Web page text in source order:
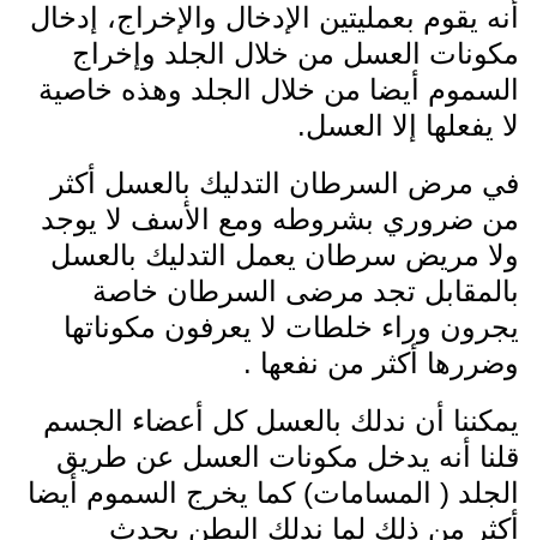
أنه يقوم بعمليتين الإدخال والإخراج، إدخال
مكونات العسل من خلال الجلد وإخراج
السموم أيضا من خلال الجلد وهذه خاصية
لا يفعلها إلا العسل.
في مرض السرطان التدليك بالعسل أكثر
من ضروري بشروطه ومع الأسف لا يوجد
ولا مريض سرطان يعمل التدليك بالعسل
بالمقابل تجد مرضى السرطان خاصة
يجرون وراء خلطات لا يعرفون مكوناتها
وضررها أكثر من نفعها .
يمكننا أن ندلك بالعسل كل أعضاء الجسم
قلنا أنه يدخل مكونات العسل عن طريق
الجلد ( المسامات) كما يخرج السموم أيضا
أكثر من ذلك لما ندلك البطن يحدث